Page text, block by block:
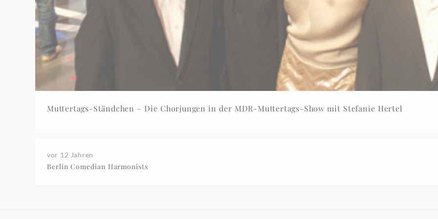
Muttertags-Ständchen – Die Chorjungen in der MDR-Muttertags-Show mit Stefanie Hertel
vor 12 Jahren
Berlin Comedian Harmonists